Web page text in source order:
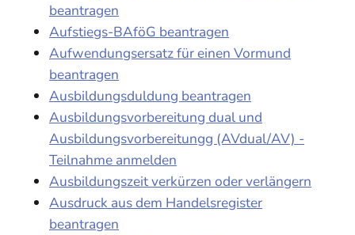
beantragen
Aufstiegs-BAföG beantragen
Aufwendungsersatz für einen Vormund
beantragen
Ausbildungsduldung beantragen
Ausbildungsvorbereitung dual und
Ausbildungsvorbereitungg (AVdual/AV) -
Teilnahme anmelden
Ausbildungszeit verkürzen oder verlängern
Ausdruck aus dem Handelsregister
beantragen